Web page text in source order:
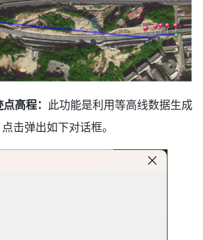
高程： 此功能是利用等高线数据生成
击弹出如下对话框。